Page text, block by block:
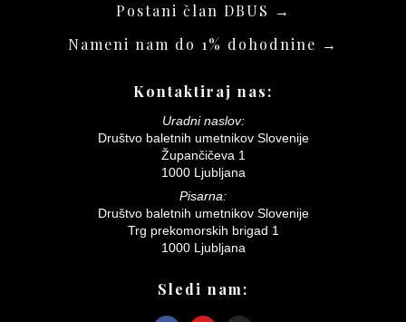
Postani član DBUS →
Nameni nam do 1% dohodnine →
Kontaktiraj nas:
Uradni naslov:
Društvo baletnih umetnikov Slovenije
Župančičeva 1
1000 Ljubljana
Pisarna:
Društvo baletnih umetnikov Slovenije
Trg prekomorskih brigad 1
1000 Ljubljana
Sledi nam: